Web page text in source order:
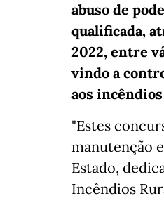
abuso de
qualificada,
2022, entre
vindo a
aos
"Estes
manutenção
Estado,
Incêndios